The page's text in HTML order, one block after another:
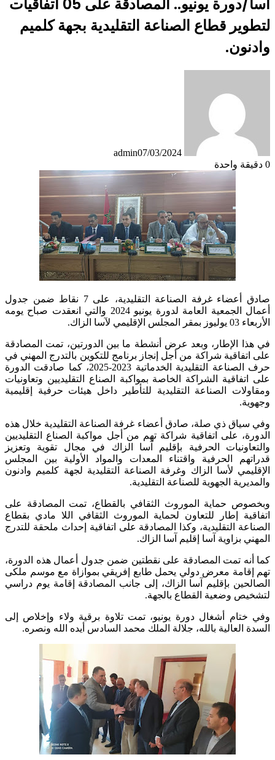
لتطوير قطاع الصناعة التقليدية بجهة كلميم
وادنون.
admin07/03/2024
0 دقيقة واحدة
صادق أعضاء غرفة الصناعة التقليدية، على 7 نقاط ضمن جدول
أعمال الجمعية العامة لدورة يونيو 2024 والتي انعقدت صباح يومه
الأربعاء 03 يوليوز بمقر المجلس الإقليمي لآسا الزاك.
في هذا الإطار، وبعد عرض أنشطة ما بين الدورتين، تمت المصادقة
على اتفاقية شراكة من أجل إنجاز برنامج للتكوين بالتدرج المهني في
حرف الصناعة التقليدية الخدماتية 2023-2025، كما صادقت الدورة
على اتفاقية الشراكة الخاصة بمواكبة الصناع التقليديين وتعاونيات
ومقاولات الصناعة التقليدية للتأطير داخل هيئات حرفية إقليمية
وجهوية.
وفي سياق ذي صلة، صادق أعضاء غرفة الصناعة التقليدية خلال هذه
الدورة، على اتفاقية شراكة تهم من أجل مواكبة الصناع التقليديين
والتعاونيات الحرفية بإقليم آسا الزاك في مجال تقوية وتعزيز
قدراتهم الحرفية واقتناء المعدات والمواد الأولية بين المجلس
الإقليمي لأسا الزاك وغرفة الصناعة التقليدية لجهة كلميم وادنون
والمديرية الجهوية للصناعة التقليدية.
وبخصوص حماية الموروث الثقافي بالقطاع، تمت المصادقة على
اتفاقية إطار للتعاون لحماية الموروث الثقافي اللا مادي بقطاع
الصناعة التقليدية، وكذا المصادقة على اتفاقية إحداث ملحقة للتدرج
المهني بزاوية آسا إقليم آسا الزاك.
كما أنه تمت المصادقة على نقطتين ضمن جدول أعمال هذه الدورة،
تهم إقامة معرض دولي يحمل طابع إفريقي بموازاة مع موسم ملكى
الصالحين بإقليم آسا الزاك، إلى جانب المصادقة إقامة يوم دراسي
لتشخيص وضعية القطاع بالجهة.
وفي ختام أشغال دورة يونيو، تمت تلاوة برقية ولاء وإخلاص إلى
السدة العالية بالله، جلالة الملك محمد السادس أيده الله ونصره.